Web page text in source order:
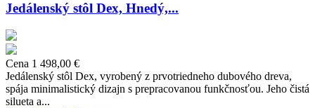
Jedálenský stôl Dex, Hnedý,...
Cena 1 498,00 €
Jedálenský stôl Dex, vyrobený z prvotriedneho dubového dreva,
spája minimalistický dizajn s prepracovanou funkčnosťou. Jeho čistá
silueta a...